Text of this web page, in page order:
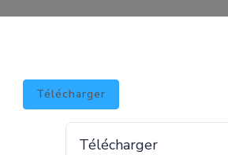
Télécharger
Télécharger